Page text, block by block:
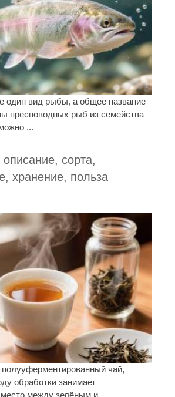
один вид рыбы, а общее название
пресноводных рыб из семейства
...
сорта,
хранение, польза
чай,
обработки занимает